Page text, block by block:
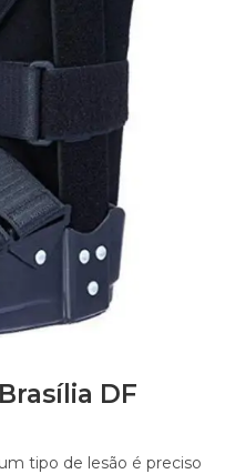
DF
tipo de lesão é preciso